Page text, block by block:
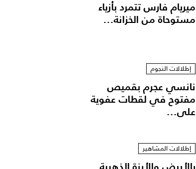
ميريام فارس تتمرد بأزياء
مستوحاة من الخزانة...
إطلالات النجوم
نانسي عجرم بقميص
مفتوح في لقطات عفوية
على...
إطلالات المشاهير